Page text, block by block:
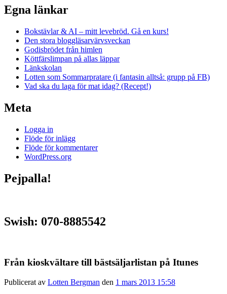
Egna länkar
Bokstävlar & AI – mitt levebröd. Gå en kurs!
Den stora bloggläsarvärvsveckan
Godisbrödet från himlen
Köttfärslimpan på allas läppar
Länkskolan
Lotten som Sommarpratare (i fantasin alltså: grupp på FB)
Vad ska du laga för mat idag? (Recept!)
Meta
Logga in
Flöde för inlägg
Flöde för kommentarer
WordPress.org
Pejpalla!
Swish: 070-8885542
Från kioskvältare till bästsäljarlistan på Itunes
Publicerat av Lotten Bergman den 1 mars 2013 15:58